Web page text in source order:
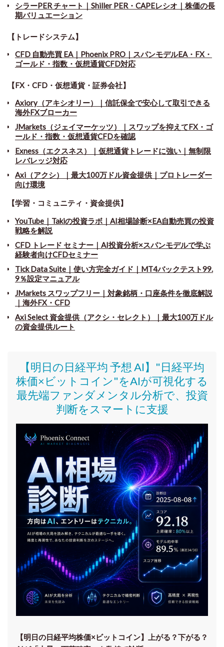
シラーPER チャート ｜ Shiller PER・CAPEレシオ｜株価の長
期バリュエーション
【トレードシステム】
CFD 自動売買 EA｜Phoenix PRO｜スパンモデルEA・FX・
ゴールド・指数・仮想通貨CFD対応
【FX・CFD・仮想通貨・証券会社】
Axiory（アキシオリー）｜信託保全で安心して取引できる
海外FXブローカー
JMarkets（ジェイマーケッツ）｜スワップを抑えてFX・ゴ
ールド・指数・仮想通貨CFDを確認
Exness（エクスネス）｜仮想通貨トレードに強い｜無制限
レバレッジ対応
Axi（アクシ）｜最大100万ドル資金提供｜プロトレーダー
向け環境
【学習・コミュニティ・資金提供】
YouTube｜Takiの投資ラボ｜AI相場診断×EA自動売買の投資
戦略を解説
CFD トレード セミナー ｜ AI投資分析×スパンモデルで学ぶ
経験者向けCFDセミナー
Tick Data Suite ｜ 使い方完全ガイド｜MT4バックテスト99.
9％設定マニュアル
JMarkets スワップフリー ｜ 対象銘柄・口座条件を徹底解説
｜海外FX・CFD
Axi Select 資金提供（アクシ・セレクト）｜最大100万ドル
の資金提供ルート
【明日の日経平均 予想 AI】"日経平均
株価×ビットコイン"をAIが可視化する
最先端ファンダメンタル分析で、投資
判断をスマートに支援
【明日の⽇経平均株価×ビットコイン】上がる？下がる？